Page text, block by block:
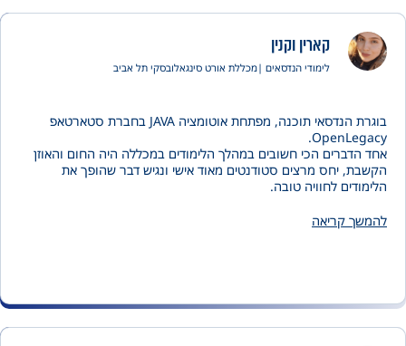
קארין וקנין
לימודי הנדסאים | מכללת אורט סינגאלובסקי תל אביב
בוגרת הנדסאי תוכנה, מפתחת אוטומציה JAVA בחברת סטארטאפ
הכי חשובים במהלך הלימודים במכללה היה החום והאוזן
יחס מרצים סטודנטים מאוד אישי ונגיש דבר שהופך את
לחוויה טובה.
קריאה